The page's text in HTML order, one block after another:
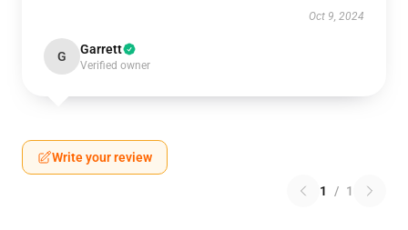
Oct 9, 2024
G Garrett
Verified owner
Write your review
1 / 1